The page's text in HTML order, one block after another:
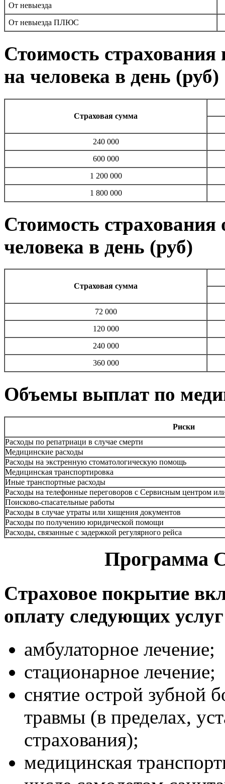
От невыезда
От невыезда ПЛЮС
Стоимость страхования
на человека в день (руб)
Страховая сумма
240 000
600 000
1 200 000
1 800 000
Стоимость страхования
человека в день (руб)
Страховая сумма
72 000
120 000
240 000
360 000
Объемы выплат по
Риски
Расходы по репатриаци в случае смерти
Медицинские расходы
Расходы на экстренную стоматологическую помощь
Медицинская транспортировка
Иные транспортные расходы
Расходы на телефонные переговоров с Сервисным центром
Поисково-спасательные работы
Расходы в случае утраты или хищения документов
Расходы по получению юридической помощи
Расходы, связанные с задержкой регулярного рейса
Программа
Cтраховое покрытие
оплату следующих
амбулаторное лечение;
стационарное лечение;
снятие острой зубной
травмы (в пределах,
страхования);
медицинская